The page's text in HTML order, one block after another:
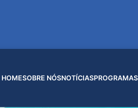
HOMESOBRE NÓSNOTÍCIASPROGRAMAS